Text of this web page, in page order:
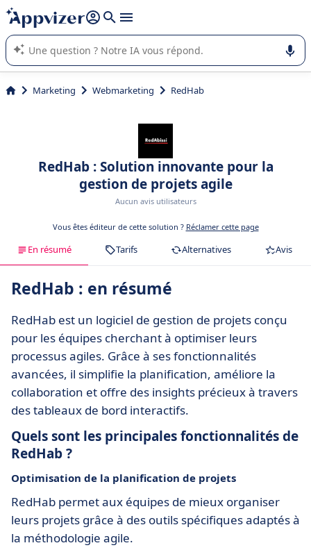
répondre (plusieurs lignes avec
L'IA de Appvizer vous guide dans l'utilisation ou la sélection de
logiciel SaaS en entreprise.
Marketing Webmarketing RedHab
RedHab : Solution innovante pour la
gestion de projets agile
Aucun avis utilisateurs
Vous êtes éditeur de cette solution ? Réclamer cette page
En résumé Tarifs Alternatives Avis
RedHab : en résumé
RedHab est un logiciel de gestion de projets conçu
pour les équipes cherchant à optimiser leurs
processus agiles. Grâce à ses fonctionnalités
avancées, il simplifie la planification, améliore la
collaboration et offre des insights précieux à travers
des tableaux de bord interactifs.
Quels sont les principales fonctionnalités de
RedHab ?
Optimisation de la planification de projets
RedHab permet aux équipes de mieux organiser
leurs projets grâce à des outils spécifiques adaptés à
la méthodologie agile.